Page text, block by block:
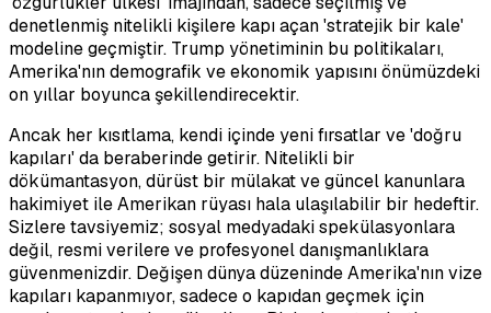
denetlenmiş nitelikli kişilere kapı açan 'stratejik bir kale'
modeline geçmiştir. Trump yönetiminin bu politikaları,
Amerika'nın demografik ve ekonomik yapısını önümüzdeki
on yıllar boyunca şekillendirecektir.
Ancak her kısıtlama, kendi içinde yeni fırsatlar ve 'doğru
kapıları' da beraberinde getirir. Nitelikli bir
dökümantasyon, dürüst bir mülakat ve güncel kanunlara
hakimiyet ile Amerikan rüyası hala ulaşılabilir bir hedeftir.
Sizlere tavsiyemiz; sosyal medyadaki spekülasyonlara
değil, resmi verilere ve profesyonel danışmanlıklara
güvenmenizdir. Değişen dünya düzeninde Amerika'nın vize
kapıları kapanmıyor, sadece o kapıdan geçmek için